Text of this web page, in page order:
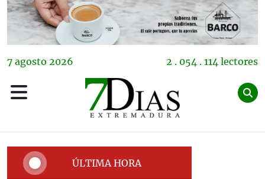
7 agosto 2026 2 . 054 . 114 lectores
ÚLTIMA HORA